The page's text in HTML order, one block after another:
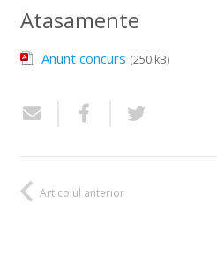
Atasamente
Anunt concurs (250 kB)
Articolul anterior